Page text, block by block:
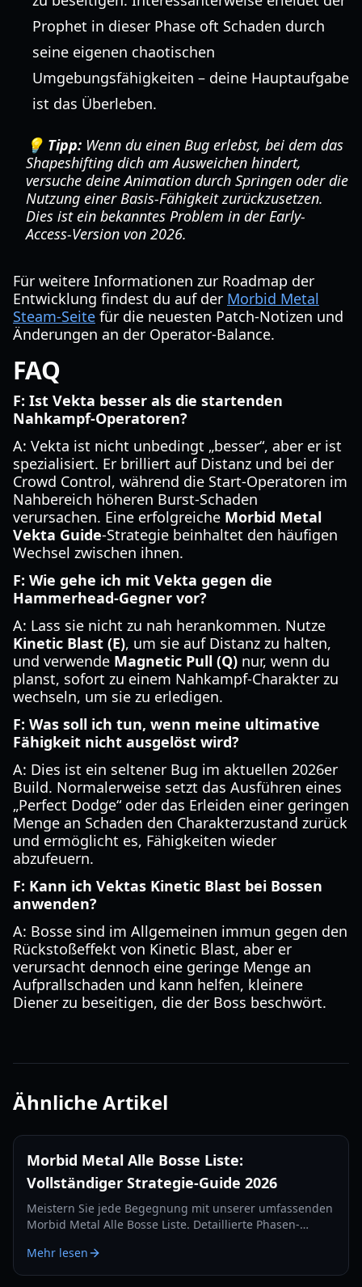
Prophet in dieser Phase oft Schaden durch
seine eigenen chaotischen
Umgebungsfähigkeiten – deine Hauptaufgabe
ist das Überleben.
💡 Tipp: Wenn du einen Bug erlebst, bei dem das
Shapeshifting dich am Ausweichen hindert,
versuche deine Animation durch Springen oder die
Nutzung einer Basis-Fähigkeit zurückzusetzen.
Dies ist ein bekanntes Problem in der Early-
Access-Version von 2026.
Für weitere Informationen zur Roadmap der
Entwicklung findest du auf der Morbid Metal
Steam-Seite für die neuesten Patch-Notizen und
Änderungen an der Operator-Balance.
FAQ
F: Ist Vekta besser als die startenden
Nahkampf-Operatoren?
A: Vekta ist nicht unbedingt „besser“, aber er ist
spezialisiert. Er brilliert auf Distanz und bei der
Crowd Control, während die Start-Operatoren im
Nahbereich höheren Burst-Schaden
verursachen. Eine erfolgreiche Morbid Metal
Vekta Guide-Strategie beinhaltet den häufigen
Wechsel zwischen ihnen.
F: Wie gehe ich mit Vekta gegen die
Hammerhead-Gegner vor?
A: Lass sie nicht zu nah herankommen. Nutze
Kinetic Blast (E), um sie auf Distanz zu halten,
und verwende Magnetic Pull (Q) nur, wenn du
planst, sofort zu einem Nahkampf-Charakter zu
wechseln, um sie zu erledigen.
F: Was soll ich tun, wenn meine ultimative
Fähigkeit nicht ausgelöst wird?
A: Dies ist ein seltener Bug im aktuellen 2026er
Build. Normalerweise setzt das Ausführen eines
„Perfect Dodge“ oder das Erleiden einer geringen
Menge an Schaden den Charakterzustand zurück
und ermöglicht es, Fähigkeiten wieder
abzufeuern.
F: Kann ich Vektas Kinetic Blast bei Bossen
anwenden?
A: Bosse sind im Allgemeinen immun gegen den
Rückstoßeffekt von Kinetic Blast, aber er
verursacht dennoch eine geringe Menge an
Aufprallschaden und kann helfen, kleinere
Diener zu beseitigen, die der Boss beschwört.
Ähnliche Artikel
Morbid Metal Alle Bosse Liste:
Vollständiger Strategie-Guide 2026
Meistern Sie jede Begegnung mit unserer umfassenden
Morbid Metal Alle Bosse Liste. Detaillierte Phasen-
Belohnungen für die Edition 2026.
Mehr lesen